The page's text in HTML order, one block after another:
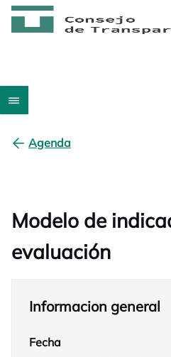
Agenda
Modelo de
evaluación
Informacion general
Fecha